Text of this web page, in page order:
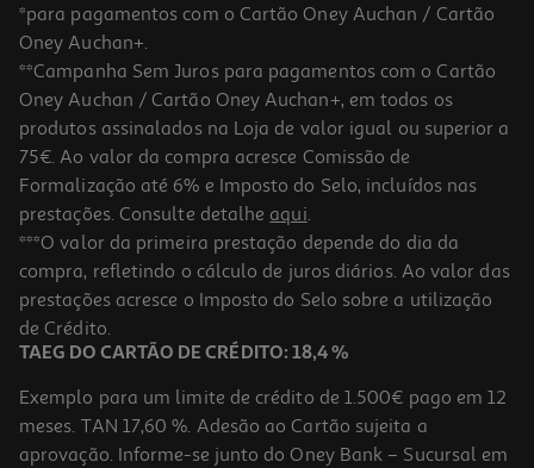
Caneca Pokemon
9.99 €/un
9,99 €
*para pagamentos com o Cartão Oney Auchan / Cartão
Oney Auchan+.
**Campanha Sem Juros para pagamentos com o Cartão
Oney Auchan / Cartão Oney Auchan+, em todos os
produtos assinalados na Loja de valor igual ou superior a
75€. Ao valor da compra acresce Comissão de
Formalização até 6% e Imposto do Selo, incluídos nas
prestações. Consulte detalhe aqui.
***O valor da primeira prestação depende do dia da
compra, refletindo o cálculo de juros diários. Ao valor das
prestações acresce o Imposto do Selo sobre a utilização
de Crédito.
TAEG DO CARTÃO DE CRÉDITO: 18,4 %
Exemplo para um limite de crédito de 1.500€ pago em 12
meses. TAN 17,60 %. Adesão ao Cartão sujeita a
aprovação. Informe-se junto do Oney Bank – Sucursal em